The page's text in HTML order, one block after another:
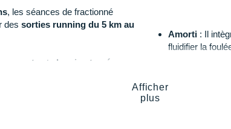
, les séances de fractionné
des sorties running du 5 km au
route et chemins tracés
Amorti: Il
fluidifier la
Afficher
plus